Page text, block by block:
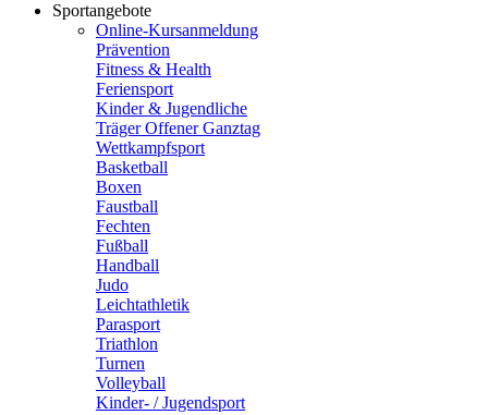
Sportangebote
Online-Kursanmeldung
Prävention
Fitness & Health
Feriensport
Kinder & Jugendliche
Träger Offener Ganztag
Wettkampfsport
Basketball
Boxen
Faustball
Fechten
Fußball
Handball
Judo
Leichtathletik
Parasport
Triathlon
Turnen
Volleyball
Kinder- / Jugendsport